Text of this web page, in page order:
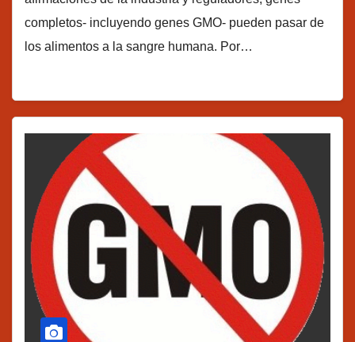
completos- incluyendo genes GMO- pueden pasar de
los alimentos a la sangre humana. Por…